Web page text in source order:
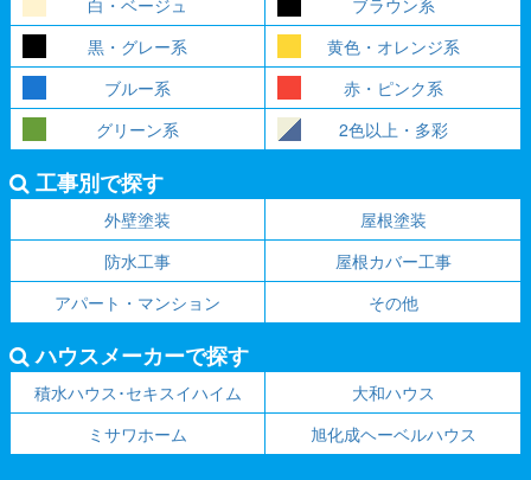
白・ベージュ
ブラウン系
黒・グレー系
黄色・オレンジ系
ブルー系
赤・ピンク系
グリーン系
2色以上・多彩
工事別で探す
外壁塗装
屋根塗装
防水工事
屋根カバー工事
アパート・マンション
その他
ハウスメーカーで探す
積水ハウス･セキスイハイム
大和ハウス
ミサワホーム
旭化成ヘーベルハウス